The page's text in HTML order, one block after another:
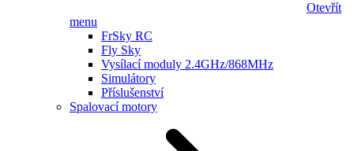
Otevřít
menu
FrSky RC
Fly Sky
Vysílací moduly 2.4GHz/868MHz
Simulátory
Příslušenství
Spalovací motory